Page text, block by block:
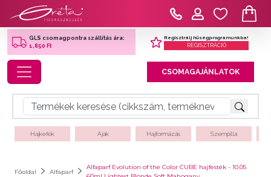
GLS csomagpontra szállítás ára:
1,850 Ft
Regisztrálj hűségprogramunkba!
REGISZTRÁCIÓ
Toggle navigation CSOMAGAJÁNLATOK
Hajkefék Ajak Hajformázás Szempilla
Főoldal Alfaparf
Alfaparf Evolution of the Color CUBE hajfesték - 10.05